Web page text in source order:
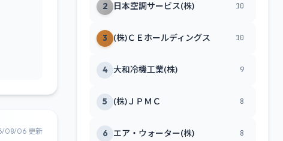
08/06 更新
2 日本空調サービス(株) 10
3 (株)ＣＥホールディングス 10
4 大和冷機工業(株) 9
5 (株)ＪＰＭＣ 8
6 エア・ウォーター(株) 8